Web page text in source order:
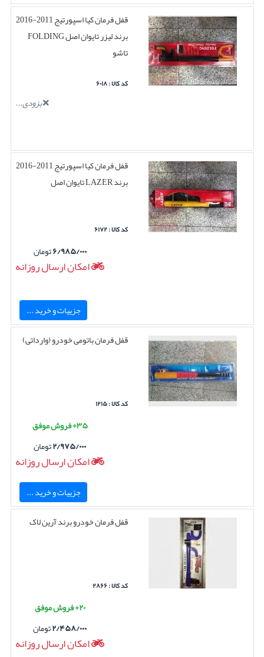
قفل فرمان کیا اسپورتیج 2011-2016
برند لیزر تایوان اصل FOLDING
تاشو
کد کالا : ۶۰۱۸
بزودی...
قفل فرمان کیا اسپورتیج 2011-2016
برند LAZER تایوان اصل
کد کالا : ۶۱۷۲
۶/۹۸۵/۰۰۰تومان
امکان ارسال روزانه
جزییات و خرید ...
قفل فرمان باتومی خودرو (وارداتی)
کد کالا : ۱۲۱۵
۳۵+ فروش موفق
۲/۹۷۵/۰۰۰تومان
امکان ارسال روزانه
جزییات و خرید ...
قفل فرمان خودرو برند آرین لاک
کد کالا : ۲۸۶۶
۲۰+ فروش موفق
۲/۴۵۸/۰۰۰تومان
امکان ارسال روزانه